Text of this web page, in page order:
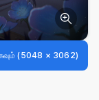
(5048 × 3062)